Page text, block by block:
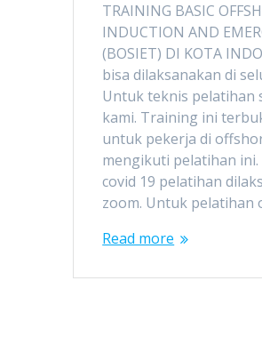
TRAINING BASIC
INDUCTION AND
(BOSIET) DI KOTA
bisa dilaksanakan di
Untuk teknis pelatihan
kami. Training ini
untuk pekerja di
mengikuti pelatihan ini.
covid 19 pelatihan
zoom. Untuk pelatihan
Read more